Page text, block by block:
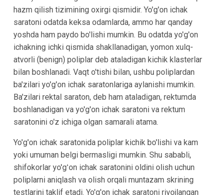
hazm qilish tizimining oxirgi qismidir. Yo'g'on ichak
saratoni odatda keksa odamlarda, ammo har qanday
yoshda ham paydo bo'lishi mumkin. Bu odatda yo'g'on
ichakning ichki qismida shakllanadigan, yomon xulq-
atvorli (benign) poliplar deb ataladigan kichik klasterlar
bilan boshlanadi. Vaqt o'tishi bilan, ushbu poliplardan
ba'zilari yo'g'on ichak saratonlariga aylanishi mumkin.
Ba'zilari rektal saraton, deb ham ataladigan, rektumda
boshlanadigan va yo'g'on ichak saratoni va rektum
saratonini o'z ichiga olgan samarali atama.
Yo'g'on ichak saratonida poliplar kichik bo'lishi va kam
yoki umuman belgi bermasligi mumkin. Shu sababli,
shifokorlar yo'gʻon ichak saratonini oldini olish uchun
poliplarni aniqlash va olish orqali muntazam skrining
testlarini taklif etadi. Yo'g'on ichak saratoni rivojlangan